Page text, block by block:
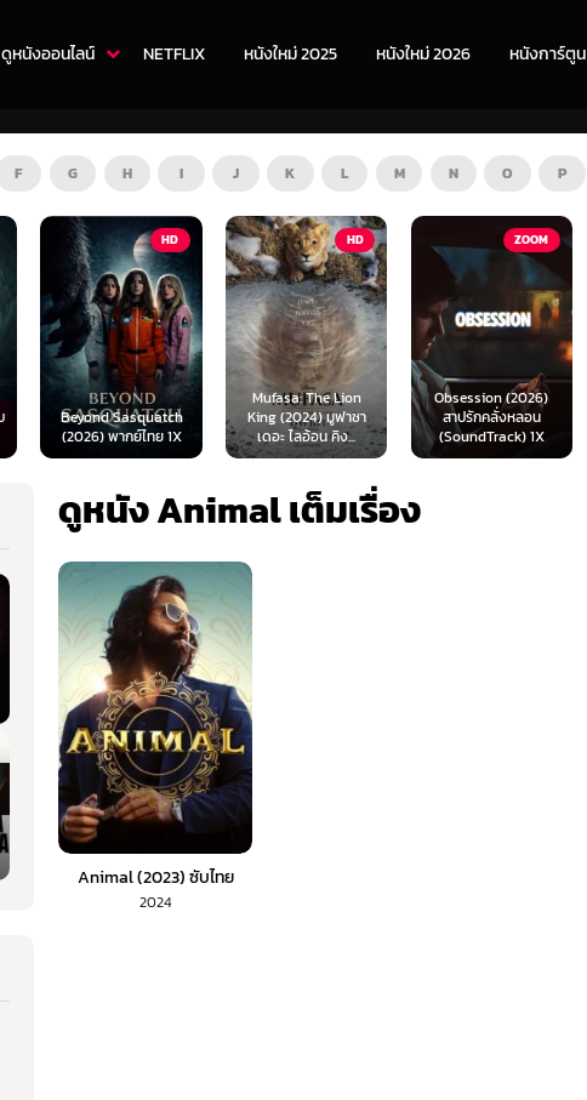
ดูหนังออนไลน์ NETFLIX หนังใหม่ 2025 หนังใหม่ 2026 หนังการ์ตูน
F G H I J K L M N O P
HD
Mufasa: The Lion
King (2024) มูฟาซา
เดอะ ไลอ้อน คิง...
ZOOM
Obsession (2026)
สาปรักคลั่งหลอน
(SoundTrack) 1X
HD
Survive (2024) ต้อง
รอด (พากย์ไทย)
ดูหนัง Animal เต็มเรื่อง
Animal (2023) ซับไทย
2024